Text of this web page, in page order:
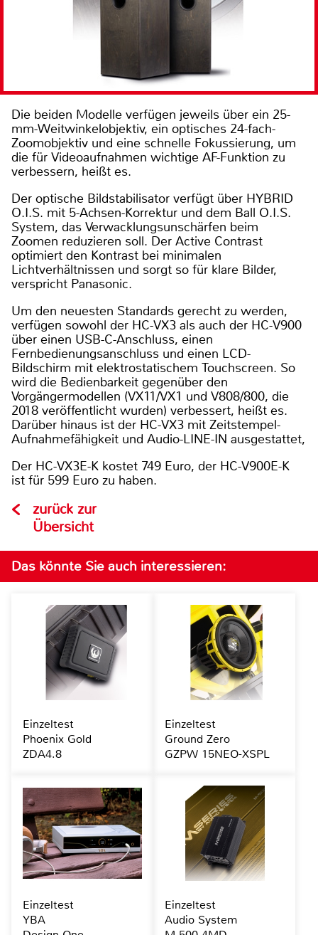
Die beiden Modelle verfügen jeweils über ein 25-
mm-Weitwinkelobjektiv, ein optisches 24-fach-
Zoomobjektiv und eine schnelle Fokussierung, um
die für Videoaufnahmen wichtige AF-Funktion zu
verbessern, heißt es.
Der optische Bildstabilisator verfügt über HYBRID
O.I.S. mit 5-Achsen-Korrektur und dem Ball O.I.S.
System, das Verwacklungsunschärfen beim
Zoomen reduzieren soll. Der Active Contrast
optimiert den Kontrast bei minimalen
Lichtverhältnissen und sorgt so für klare Bilder,
verspricht Panasonic.
Um den neuesten Standards gerecht zu werden,
verfügen sowohl der HC-VX3 als auch der HC-V900
über einen USB-C-Anschluss, einen
Fernbedienungsanschluss und einen LCD-
Bildschirm mit elektrostatischem Touchscreen. So
wird die Bedienbarkeit gegenüber den
Vorgängermodellen (VX11/VX1 und V808/800, die
2018 veröffentlicht wurden) verbessert, heißt es.
Darüber hinaus ist der HC-VX3 mit Zeitstempel-
Aufnahmefähigkeit und Audio-LINE-IN ausgestattet,
Der HC-VX3E-K kostet 749 Euro, der HC-V900E-K
ist für 599 Euro zu haben.
zurück zur
Übersicht
Das könnte Sie auch interessieren:
Einzeltest
Phoenix Gold
ZDA4.8
Einzeltest
Ground Zero
GZPW 15NEO-XSPL
Einzeltest
YBA
Einzeltest
Audio System